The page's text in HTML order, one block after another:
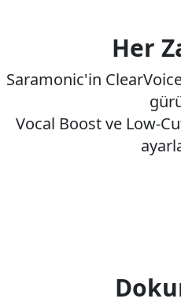
Her
Saramonic'in
Vocal Boost ve Low-